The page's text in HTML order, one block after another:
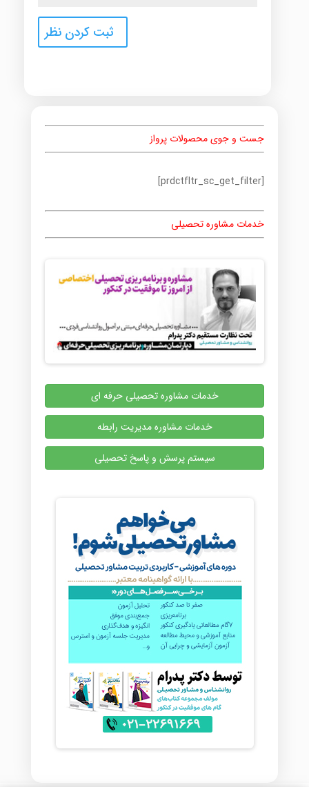
جست و جوی محصولات پرواز
[prdctfltr_sc_get_filter]
خدمات مشاوره تحصیلی
خدمات مشاوره تحصیلی حرفه ای
خدمات مشاوره مدیریت رابطه
سیستم پرسش و پاسخ تحصیلی